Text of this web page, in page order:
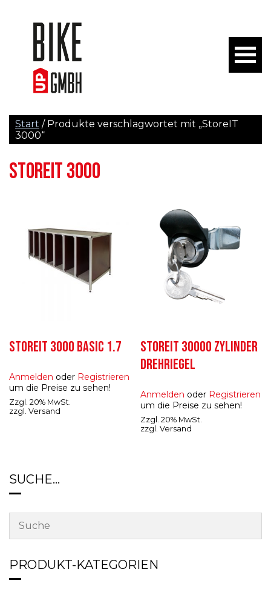
Start / Produkte verschlagwortet mit „StoreIT
3000“
STOREIT 3000
STOREIT 3000 BASIC 1.7
Anmelden oder Registrieren
um die Preise zu sehen!
Zzgl. 20% MwSt.
zzgl. Versand
STOREIT 30000 ZYLINDER
DREHRIEGEL
Anmelden oder Registrieren
um die Preise zu sehen!
Zzgl. 20% MwSt.
zzgl.Versand
SUCHE…
PRODUKT-KATEGORIEN